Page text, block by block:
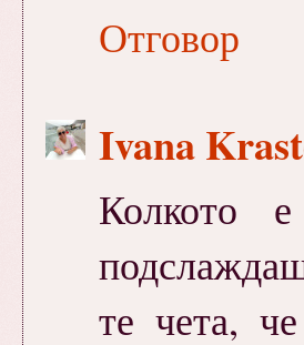
Отговор
Ivana
Колкото
те чета,